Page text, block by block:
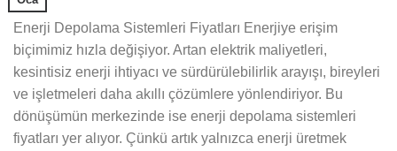
Enerji Depolama Sistemleri Fiyatları Enerjiye erişim
biçimimiz hızla değişiyor. Artan elektrik maliyetleri,
kesintisiz enerji ihtiyacı ve sürdürülebilirlik arayışı, bireyleri
ve işletmeleri daha akıllı çözümlere yönlendiriyor. Bu
dönüşümün merkezinde ise enerji depolama sistemleri
fiyatları yer alıyor. Çünkü artık yalnızca enerji üretmek